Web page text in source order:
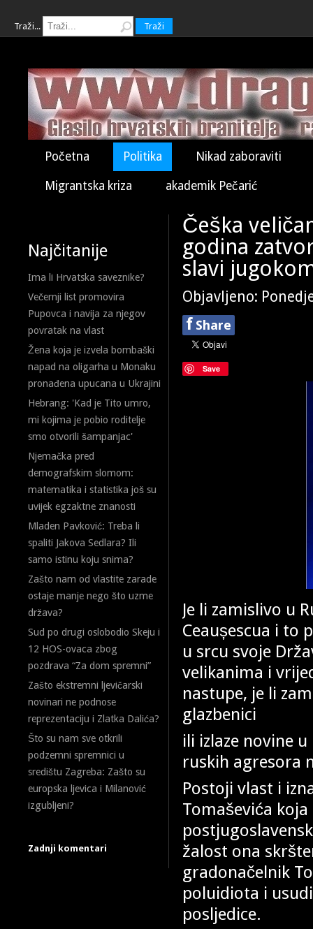
Traži... Traži
Početna Politika Nikad zaboraviti
Migrantska kriza akademik Pečarić
Najčitanije
Ima li Hrvatska saveznike?
Večernji list promovira
Pupovca i navija za njegov
povratak na vlast
Žena koja je izvela bombaški
napad na oligarha u Monaku
pronađena upucana u Ukrajini
Hebrang: 'Kad je Tito umro,
mi kojima je pobio roditelje
smo otvorili šampanjac'
Njemačka pred
demografskim slomom:
matematika i statistika još su
uvijek egzaktne znanosti
Mladen Pavković: Treba li
spaliti Jakova Sedlara? Ili
samo istinu koju snima?
Zašto nam od vlastite zarade
ostaje manje nego što uzme
država?
Sud po drugi oslobodio Skeju i
12 HOS-ovaca zbog
pozdrava “Za dom spremni”
Zašto ekstremni ljevičarski
novinari ne podnose
reprezentaciju i Zlatka Dalića?
Što su nam sve otkrili
podzemni spremnici u
središtu Zagreba: Zašto su
europska ljevica i Milanović
izgubljeni?
Zadnji komentari
Češka
godina
slavi
Objavljeno:
f Share
Save
Je li zamislivo u
Ceaușescua i to
u srcu svoje
velikanima i
nastupe, je li
glazbenici
ili izlaze novine
ruskih agresora
Postoji vlast i
Tomaševića
žalost ona
gradonačelnik
poluidiota i
posljedice.